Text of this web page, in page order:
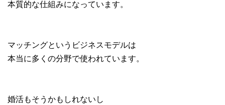
本質的な仕組みになっています。
マッチングというビジネスモデルは
本当に多くの分野で使われています。
婚活もそうかもしれないし